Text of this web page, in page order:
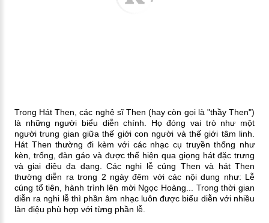
Trong Hát Then, các nghệ sĩ Then (hay còn gọi là "thầy Then")
là những người biểu diễn chính. Họ đóng vai trò như một
người trung gian giữa thế giới con người và thế giới tâm linh.
Hát Then thường đi kèm với các nhạc cụ truyền thống như
kèn, trống, đàn gáo và được thể hiện qua giọng hát đặc trưng
và giai điệu đa dạng. Các nghi lễ cúng Then và hát Then
thường diễn ra trong 2 ngày đêm với các nội dung như: Lễ
cúng tổ tiên, hành trình lên mời Ngọc Hoàng... Trong thời gian
diễn ra nghi lễ thì phần âm nhạc luôn được biểu diễn với nhiều
làn điệu phù hợp với từng phần lễ.